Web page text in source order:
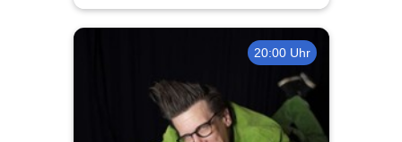
20:00 Uhr